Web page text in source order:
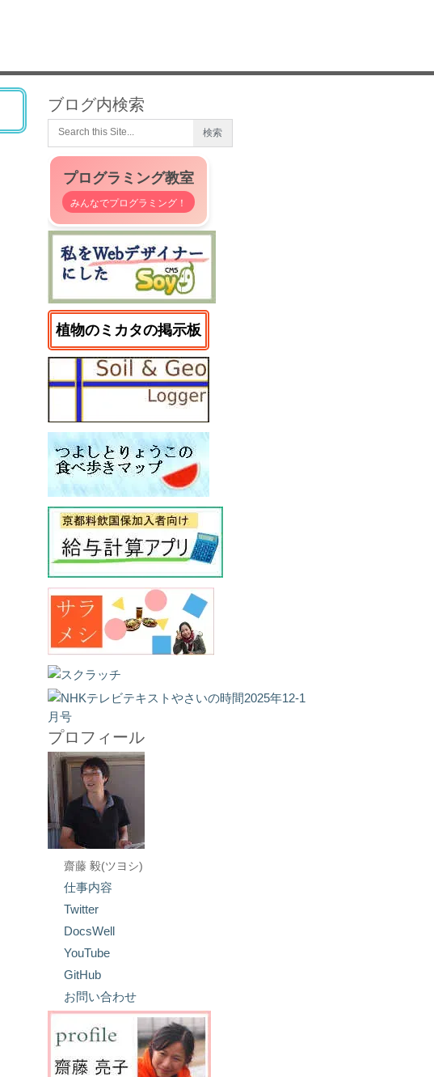
ブログ内検索
プログラミング教室
みんなでプログラミング！
植物のミカタの掲示板
プロフィール
齋藤 毅(ツヨシ)
仕事内容
Twitter
DocsWell
YouTube
GitHub
お問い合わせ